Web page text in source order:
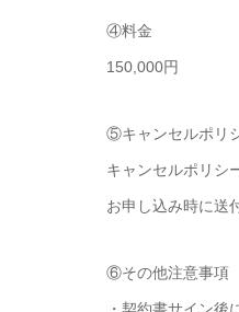
④料金
150,000円
⑤キャンセルポリ
キャンセルポリシ
お申し込み時に送
⑥その他注意事項